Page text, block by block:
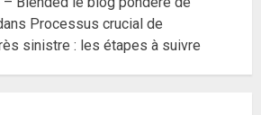
Processus crucial de
sinistre : les étapes à suivre